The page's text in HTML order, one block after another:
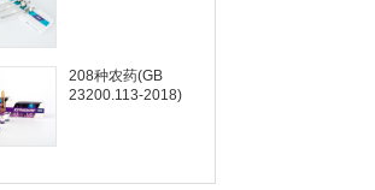
208种农药(GB
23200.113-2018)